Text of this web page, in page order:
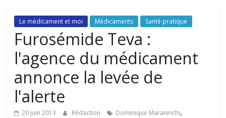
de
toute
famille
Le médicament et moi Médicaments Santé pratique
Furosémide Teva :
l'agence du médicament
annonce la levée de
l'alerte
20 juin 2013 Rédaction Dominique Maraninchi,